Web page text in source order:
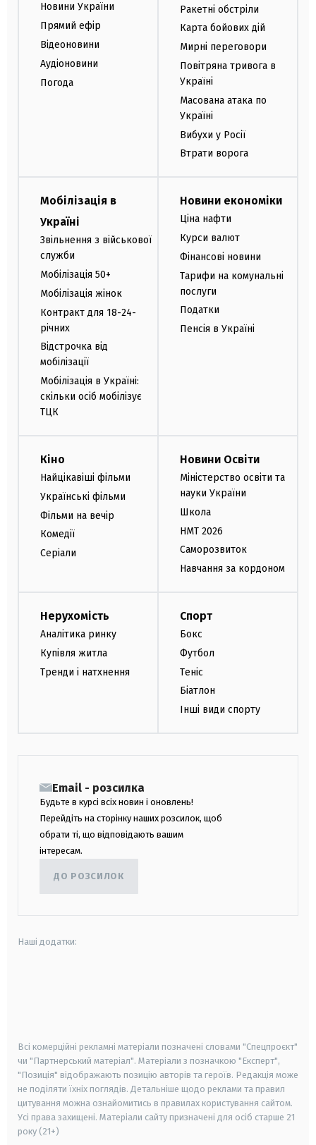
Новини України
Прямий ефір
Відеоновини
Аудіоновини
Погода
Ракетні обстріли
Карта бойових дій
Мирні переговори
Повітряна тривога в
Україні
Масована атака по
Україні
Вибухи у Росії
Втрати ворога
Мобілізація в
Україні
Звільнення з військової
служби
Мобілізація 50+
Мобілізація жінок
Контракт для 18-24-
річних
Відстрочка від
мобілізації
Мобілізація в Україні:
скільки осіб мобілізує
ТЦК
Новини економіки
Ціна нафти
Курси валют
Фінансові новини
Тарифи на комунальні
послуги
Податки
Пенсія в Україні
Кіно
Найцікавіші фільми
Українські фільми
Фільми на вечір
Комедії
Серіали
Новини Освіти
Міністерство освіти та
науки України
Школа
НМТ 2026
Саморозвиток
Навчання за кордоном
Нерухомість
Аналітика ринку
Купівля житла
Тренди і натхнення
Спорт
Бокс
Футбол
Теніс
Біатлон
Інші види спорту
Email - розсилка
Будьте в курсі всіх новин і оновлень!
Перейдіть на сторінку наших розсилок, щоб
обрати ті, що відповідають вашим
інтересам.
ДО РОЗСИЛОК
Наші додатки:
Всі комерційні рекламні матеріали позначені словами "Спецпроєкт"
чи "Партнерський матеріал". Матеріали з позначкою "Експерт",
"Позиція" відображають позицію авторів та героїв. Редакція може
не поділяти їхніх поглядів. Детальніше щодо реклами та правил
цитування можна ознайомитись в правилах користування сайтом.
Усі права захищені. Матеріали сайту призначені для осіб старше 21
року (21+)